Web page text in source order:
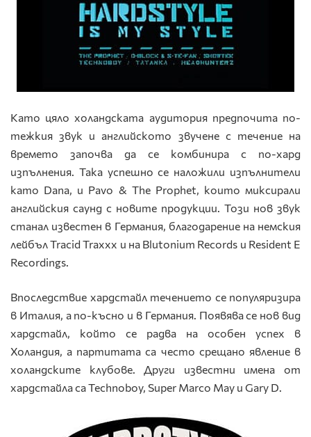
Като цяло холандската аудитория предпочита по-
тежкия звук и английското звучене с течение на
времето започва да се комбинира с по-хард
изпълнения. Така успешно се наложили изпълнители
като Dana, и Pavo & The Prophet, които миксирали
английския саунд с новите продукции. Този нов звук
станал известен в Германия, благодарение на немския
лейбъл Tracid Traxxx и на Blutonium Records и Resident E
Recordings.
Впоследствие хардстайл течението се популяризира
в Италия, а по-късно и в Германия. Появява се нов вид
хардстайл, който се радва на особен успех в
Холандия, а партитата са често срещано явление в
холандските клубове. Други известни имена от
хардстайла са Technoboy, Super Marco May и Gary D.